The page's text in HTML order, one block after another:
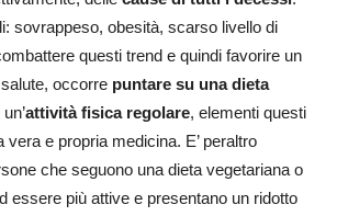
sovrappeso, obesità, scarso livello di
questi trend e quindi favorire un
occorre puntare su una dieta
attività fisica regolare, elementi questi
vera e propria medicina. E’ peraltro
che seguono una dieta vegetariana o
essere più attive e presentano un ridotto